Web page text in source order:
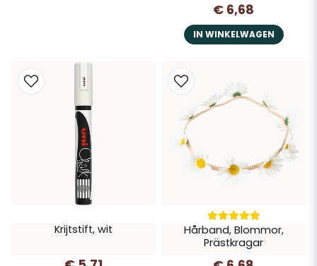
€ 6,68
IN WINKELWAGEN
Krijtstift, wit
Hårband, Blommor,
Prästkragar